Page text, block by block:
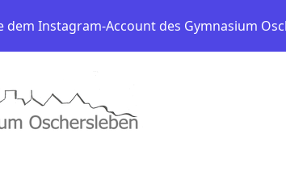
dem Instagram-Account des Gymnasium
Logo